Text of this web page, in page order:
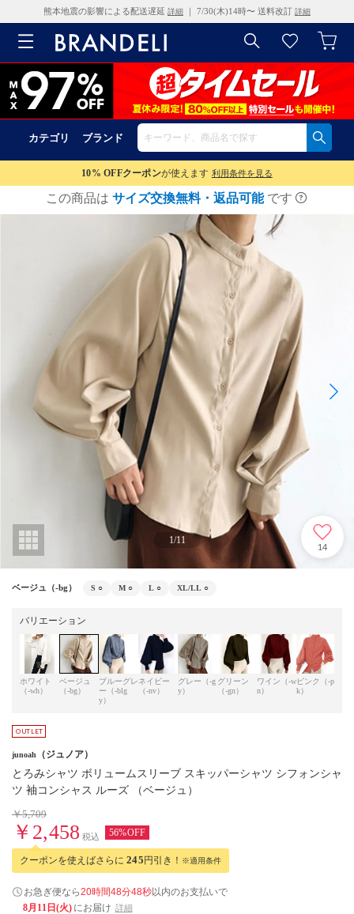
熊本地震の影響による配送遅延 詳細 ｜ 7/30(木)14時〜 送料改訂 詳細
カテゴリ ブランド
10% OFFクーポンが使えます 利用条件を見る
この商品は サイズ交換無料・返品可能 です
1/11
14
ベージュ（-bg） S ○ M ○ L ○ XL/LL ○
バリエーション
ホワイト
（-wh）
ベージュ
（-bg）
ブルーグレ
ー（-blg
y）
ネイビー
（-nv）
グレー（-g
y）
グリーン
（-gn）
ワイン（-w
n）
ピンク（-p
k）
junoah （ジュノア）
とろみシャツ ボリュームスリーブ スキッパーシャツ シフォンシャ
ツ 袖コンシャス ルーズ （ベージュ）
￥5,709
￥2,458 税込 56%OFF
クーポンを使えばさらに 245円引き！ ※適用条件
お急ぎ便なら20時間48分47秒以内のお支払いで
8月11日(火) にお届け 詳細